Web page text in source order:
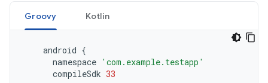
Groovy Kotlin
android {
namespace 'com.example.testapp'
compileSdk 33